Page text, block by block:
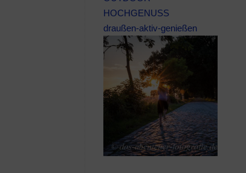
HOCHGENUSS
draußen-aktiv-genießen